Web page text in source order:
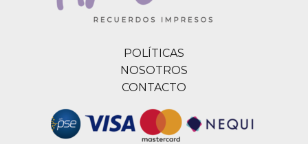
POLÍTICAS
NOSOTROS
CONTACTO